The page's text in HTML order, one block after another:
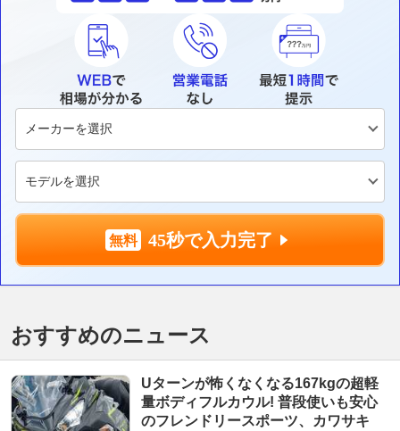
45秒で入力完了
おすすめのニュース
Uターンが怖くなくなる167kgの超軽
量ボディフルカウル! 普段使いも安心
のフレンドリースポーツ、カワサキ